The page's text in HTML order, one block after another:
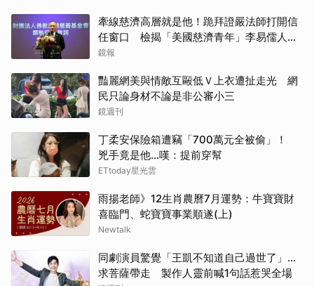
牽線慈濟高層就是他！跪拜證嚴法師打開信
任窗口 檢揭「美國慈濟青年」李易儒人脈
網絡
鏡報
豔麗網美與情敵互毆低Ｖ上衣遭扯走光 網
民只論身材不論是非公審小三
鏡週刊
丁柔安保險箱遭竊「700萬元全被偷」！
兇手竟是他...嘆：提前穿幫
ETtoday星光雲
雨揚老師》12生肖農曆7月運勢：牛寶寶財
喜臨門、蛇寶寶事業順遂(上)
Newtalk
同劇演員驚覺「王凱不知道自己過世了」...
求菩薩帶走 製作人靈前喊1句話惹哭全場